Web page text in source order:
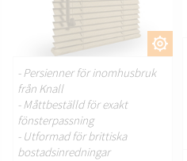
ANPASSA.
- Persienner för inomhusbruk
från Knall
- Måttbeställd för exakt
fönsterpassning
- Utformad för brittiska
bostadsinredningar